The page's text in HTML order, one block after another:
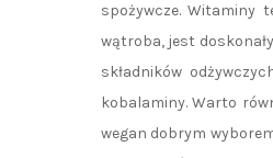
spożywcze. Witaminy
wątroba, jest
składników
kobalaminy. Warto
wegan dobrym